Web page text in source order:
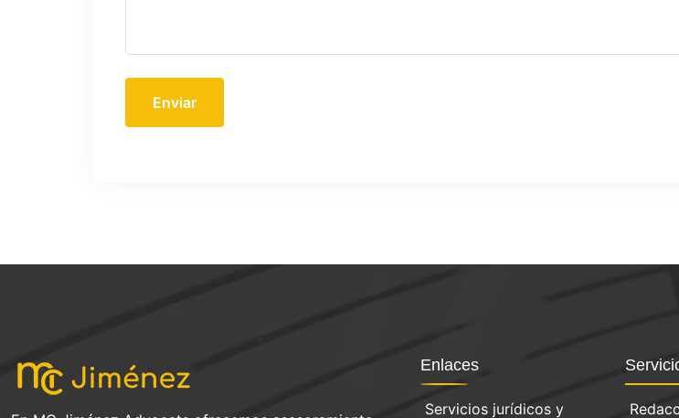
Enviar
Enlaces
Servicios jurídicos y